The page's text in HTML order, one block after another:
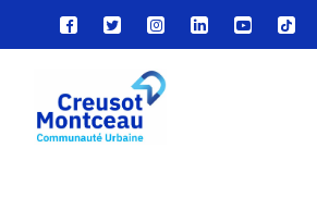
Lien
vers
compte
Facebook
Lien
vers
compte
Twitter
Lien
vers
le
compte
Lien
vers
Lien
vers
Lien
vers